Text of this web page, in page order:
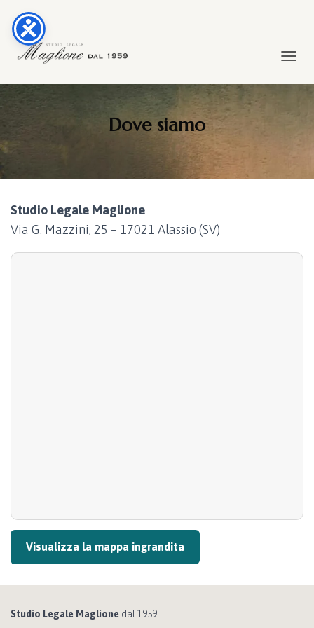
Dove siamo
Studio Legale Maglione
Via G. Mazzini, 25 – 17021 Alassio (SV)
Visualizza la mappa ingrandita
Studio Legale Maglione dal 1959